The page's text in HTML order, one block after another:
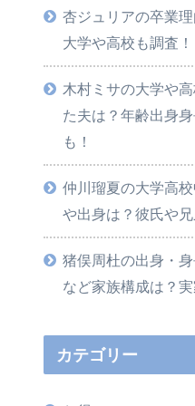
杏ジュリアの卒業
大学や高校も調査！
木村ミサの大学や
た夫は？年齢出身
も！
仲川瑠夏の大学高
や出身は？彼氏や兄
猪俣周杜の出身・
など家族構成は？
カテゴリー